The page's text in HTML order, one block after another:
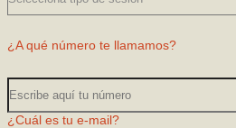
¿A qué número te llamamos?
¿Cuál es tu e-mail?